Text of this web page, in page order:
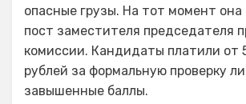
опасные грузы. На тот момент она
пост заместителя председателя
комиссии. Кандидаты платили от
рублей за формальную проверку
завышенные баллы.